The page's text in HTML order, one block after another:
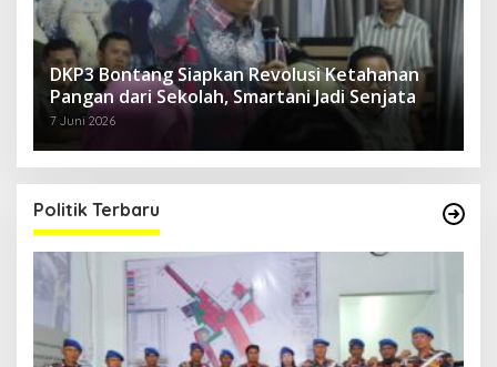
DKP3 Bontang Siapkan Revolusi Ketahanan
Pangan dari Sekolah, Smartani Jadi Senjata
7 Juni 2026
Politik Terbaru